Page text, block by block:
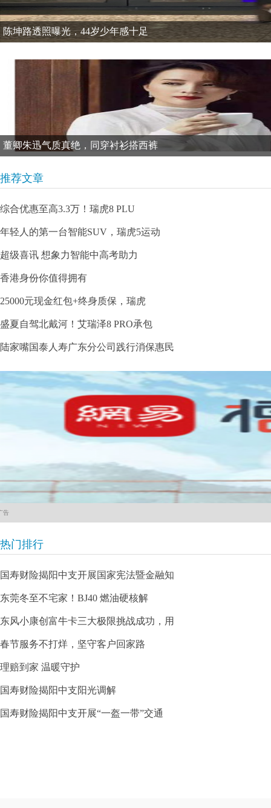
陈坤路透照曝光，44岁少年感十足
董卿朱迅气质真绝，同穿衬衫搭西裤
推荐文章
综合优惠至高3.3万！瑞虎8 PLU
年轻人的第一台智能SUV，瑞虎5运动
超级喜讯 想象力智能中高考助力
香港身份你值得拥有
25000元现金红包+终身质保，瑞虎
盛夏自驾北戴河！艾瑞泽8 PRO承包
陆家嘴国泰人寿广东分公司践行消保惠民
告
热门排行
国寿财险揭阳中支开展国家宪法暨金融知
东莞冬至不宅家！BJ40 燃油硬核解
东风小康创富牛卡三大极限挑战成功，用
春节服务不打烊，坚守客户回家路
理赔到家 温暖守护
国寿财险揭阳中支阳光调解
国寿财险揭阳中支开展“一盔一带”交通